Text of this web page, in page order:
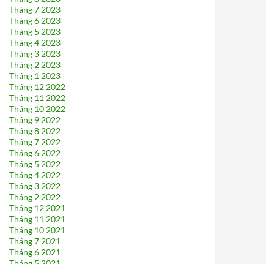
Tháng 7 2023
Tháng 6 2023
Tháng 5 2023
Tháng 4 2023
Tháng 3 2023
Tháng 2 2023
Tháng 1 2023
Tháng 12 2022
Tháng 11 2022
Tháng 10 2022
Tháng 9 2022
Tháng 8 2022
Tháng 7 2022
Tháng 6 2022
Tháng 5 2022
Tháng 4 2022
Tháng 3 2022
Tháng 2 2022
Tháng 12 2021
Tháng 11 2021
Tháng 10 2021
Tháng 7 2021
Tháng 6 2021